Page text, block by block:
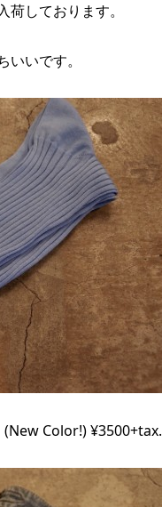
しております。
いです。
(New Color!) ¥3500+tax.